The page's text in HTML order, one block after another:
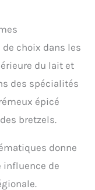
choix dans les
du lait et
des spécialités
épicé
bretzels.
donne
influence de